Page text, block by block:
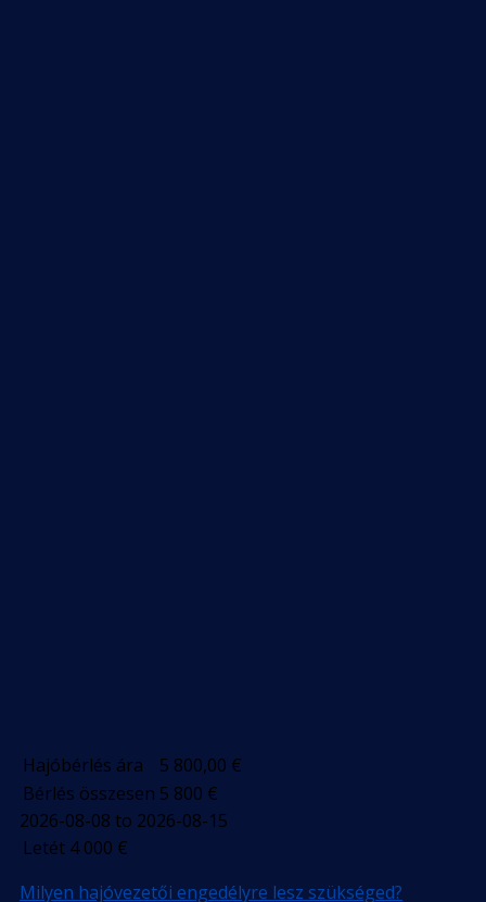
Hajóbérlés ára 5 800,00 €
Bérlés összesen 5 800 €
2026-08-08 to 2026-08-15
Letét 4 000 €
Milyen hajóvezetői engedélyre lesz szükséged?